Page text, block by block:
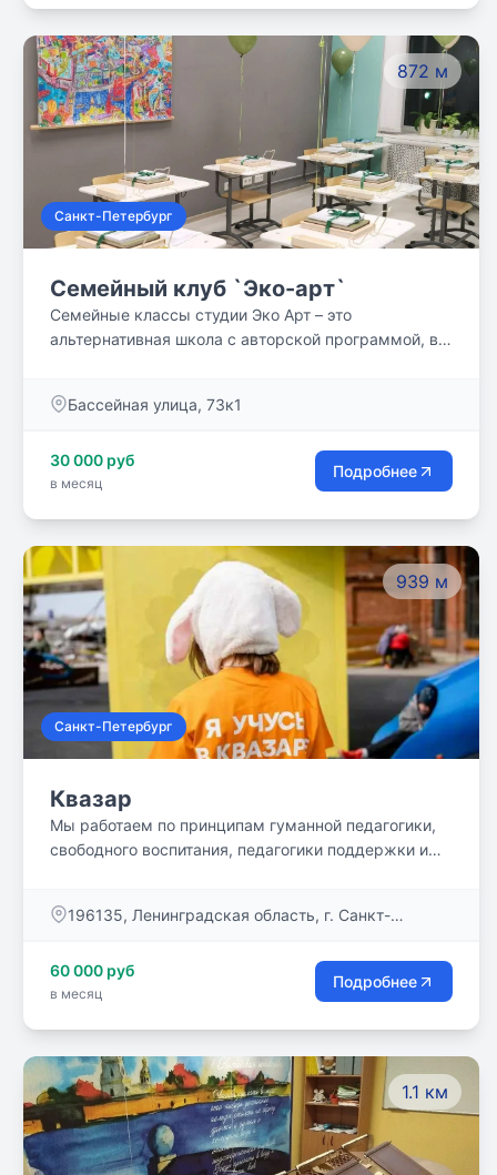
872 м
Санкт-Петербург
Семейный клуб `Эко-арт`
Семейные классы студии Эко Арт – это
альтернативная школа с авторской программой, в
подход в воспитании. В основе наших приоритетов
любовь и полное принятие человеческой личности.
Бассейная улица, 73к1
30 000 руб
в месяц
Подробнее
939 м
Санкт-Петербург
Квазар
Мы работаем по принципам гуманной педагогики,
свободного воспитания, педагогики поддержки и
сингапурские методики, основанные на командных
психологически комфортную среду в пространстве.
​196135, Ленинградская область, г. Санкт-
60 000 руб
в месяц
Подробнее
1.1 км